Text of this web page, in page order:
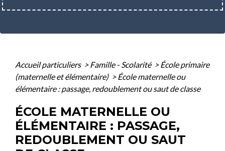
Accueil particuliers > Famille - Scolarité > École primaire
(maternelle et élémentaire) > École maternelle ou
élémentaire : passage, redoublement ou saut de classe
ÉCOLE MATERNELLE OU
ÉLÉMENTAIRE : PASSAGE,
REDOUBLEMENT OU SAUT